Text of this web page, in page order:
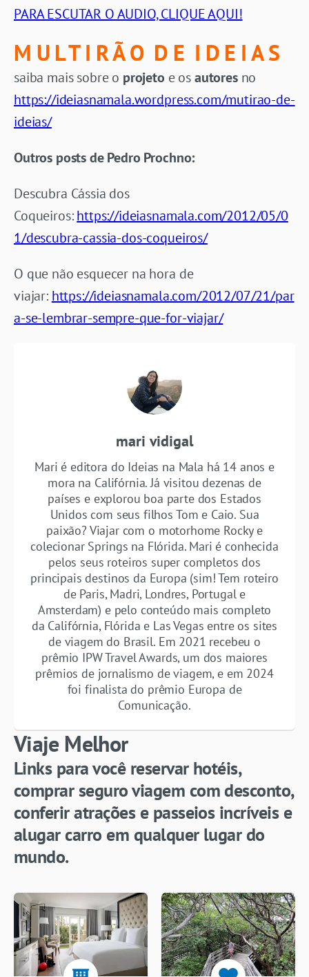
PARA ESCUTAR O AUDIO, CLIQUE AQUI!
M U L T I R Ã O D E I D E I A S
saiba mais sobre o projeto e osautoresno
https://ideiasnamala.wordpress.com/mutirao-de-
ideias/
Outros posts de Pedro Prochno:
Descubra Cássia dos
Coqueiros:https://ideiasnamala.com/2012/05/0
1/descubra-cassia-dos-coqueiros/
O que não esquecer na hora de
viajar: https://ideiasnamala.com/2012/07/21/par
a-se-lembrar-sempre-que-for-viajar/
mari vidigal
Mari é editora do Ideias na Mala há 14 anos e
mora na Califórnia. Já visitou dezenas de
países e explorou boa parte dos Estados
Unidos com seus filhos Tom e Caio. Sua
paixão? Viajar com o motorhome Rocky e
colecionar Springs na Flórida. Mari é conhecida
pelos seus roteiros super completos dos
principais destinos da Europa (sim! Tem roteiro
de Paris, Madri, Londres, Portugal e
Amsterdam) e pelo conteúdo mais completo
da Califórnia, Flórida e Las Vegas entre os sites
de viagem do Brasil. Em 2021 recebeu o
prêmio IPW Travel Awards, um dos maiores
prêmios de jornalismo de viagem, e em 2024
foi finalista do prêmio Europa de
Comunicação.
Viaje Melhor
Links para você reservar hotéis,
comprar seguro viagem com desconto,
conferir atrações e passeios incríveis e
alugar carro em qualquer lugar do
mundo.